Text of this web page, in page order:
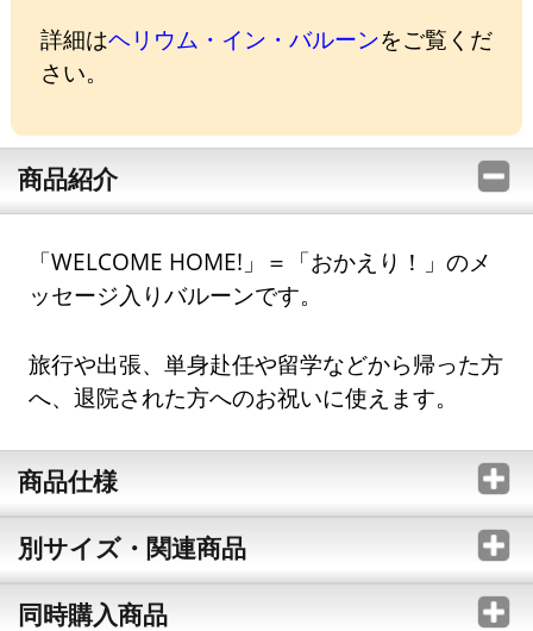
詳細はヘリウム・イン・バルーンをご覧くだ
さい。
商品紹介
「WELCOME HOME!」＝「おかえり！」のメ
ッセージ入りバルーンです。
旅行や出張、単身赴任や留学などから帰った方
へ、退院された方へのお祝いに使えます。
商品仕様
別サイズ・関連商品
同時購入商品